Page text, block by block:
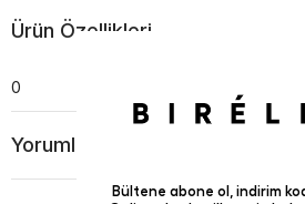
Ürün Özellikleri
0
Yorumlar